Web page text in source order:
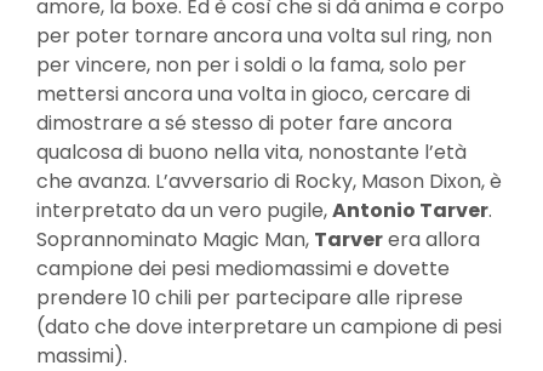
amore, la boxe. Ed è così che si dà anima e corpo
per poter tornare ancora una volta sul ring, non
per vincere, non per i soldi o la fama, solo per
mettersi ancora una volta in gioco, cercare di
dimostrare a sé stesso di poter fare ancora
qualcosa di buono nella vita, nonostante l’età
che avanza. L’avversario di Rocky, Mason Dixon, è
interpretato da un vero pugile,Antonio Tarver.
Soprannominato Magic Man, Tarverera allora
campione dei pesi mediomassimi e dovette
prendere 10 chili per partecipare alle riprese
(dato che dove interpretare un campione di pesi
massimi).